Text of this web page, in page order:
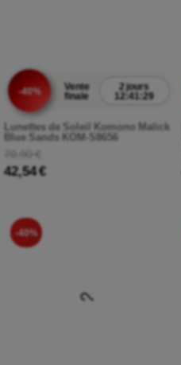
-40%
Vente
finale
2 jours
12:41:27
Lunettes de Soleil Komono Malick
Blue Sands KOM-S8656
70,90 €
42,54 €
-40%